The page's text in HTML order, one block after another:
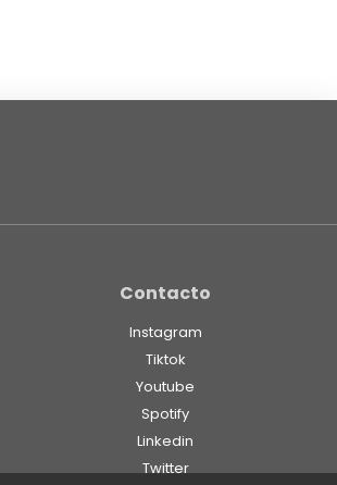
Contacto
Instagram
Tiktok
Youtube
Spotify
Linkedin
Twitter